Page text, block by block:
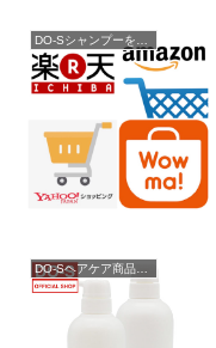
DO-Sヘアケア商品説明